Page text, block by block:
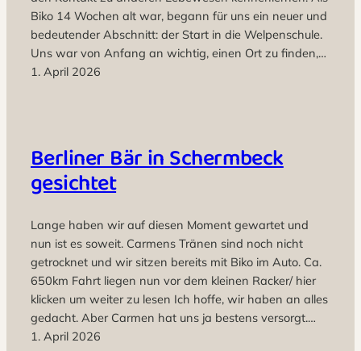
Biko 14 Wochen alt war, begann für uns ein neuer und
bedeutender Abschnitt: der Start in die Welpenschule.
Uns war von Anfang an wichtig, einen Ort zu finden,…
1. April 2026
Berliner Bär in Schermbeck
gesichtet
Lange haben wir auf diesen Moment gewartet und
nun ist es soweit. Carmens Tränen sind noch nicht
getrocknet und wir sitzen bereits mit Biko im Auto. Ca.
650km Fahrt liegen nun vor dem kleinen Racker/ hier
klicken um weiter zu lesen Ich hoffe, wir haben an alles
gedacht. Aber Carmen hat uns ja bestens versorgt.…
1. April 2026